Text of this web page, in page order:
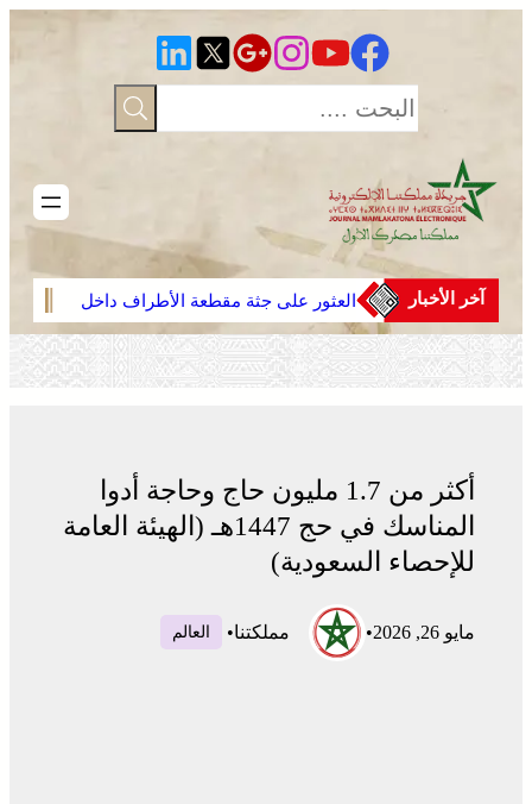
آخر الأخبار
العثور على جثة مقطعة الأطراف داخل
عشة بمنطقة منابع بوزملان والتحقيقات
متواصلة لكشف ملابسات الجريمة
أكثر من 1.7 مليون حاج وحاجة أدوا
المناسك في حج 1447هـ (الهيئة العامة
للإحصاء السعودية)
مايو 26, 2026 • مملكتنا• العالم